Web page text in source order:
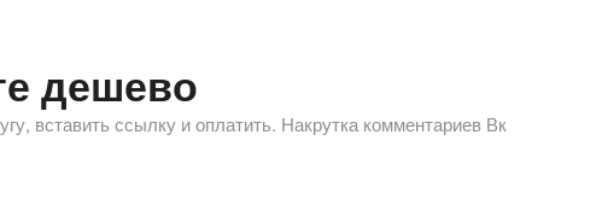
дешево
вставить ссылку и оплатить. Накрутка комментариев Вк